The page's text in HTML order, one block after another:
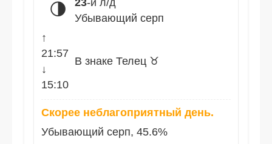
🌗
-й л/д
Убывающий серп
↑
21:57
↓
15:10
В знаке Телец ♉
Скорее неблагоприятный день.
Убывающий серп, 45.6%